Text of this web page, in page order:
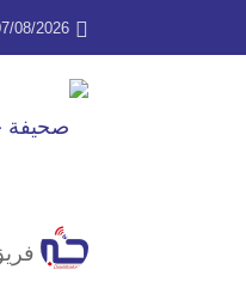
08/2026